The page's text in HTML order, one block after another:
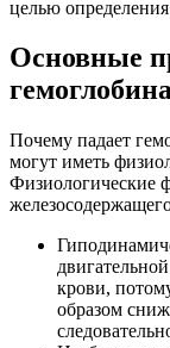
целью
Основные
Почему падает
могут иметь
Физиологические
крови,
образом